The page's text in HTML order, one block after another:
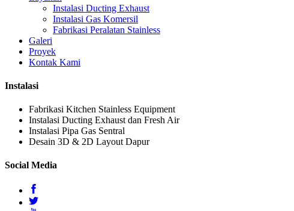
Instalasi Ducting Exhaust
Instalasi Gas Komersil
Fabrikasi Peralatan Stainless
Galeri
Proyek
Kontak Kami
Instalasi
Fabrikasi Kitchen Stainless Equipment
Instalasi Ducting Exhaust dan Fresh Air
Instalasi Pipa Gas Sentral
Desain 3D & 2D Layout Dapur
Social Media